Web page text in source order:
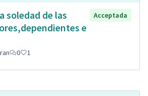
soledad de las
e
Acceptada
0 1